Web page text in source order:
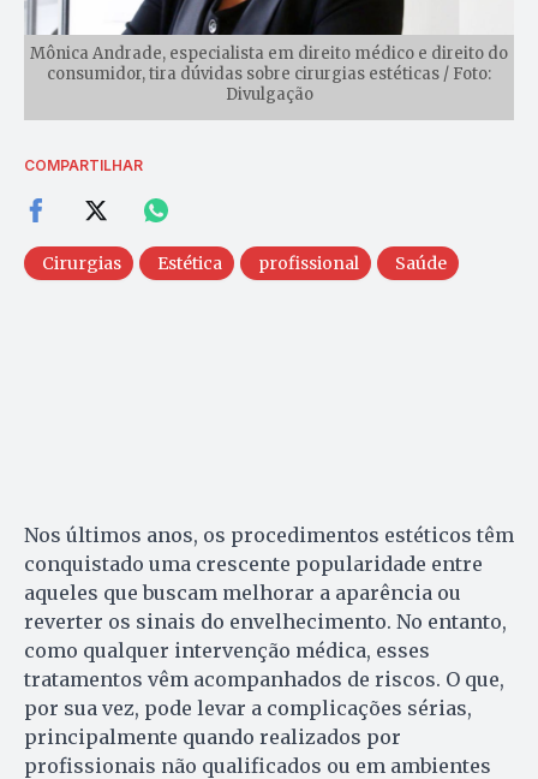
Mônica Andrade, especialista em direito médico e direito do
consumidor, tira dúvidas sobre cirurgias estéticas / Foto:
Divulgação
COMPARTILHAR
Cirurgias Estética profissional Saúde
Nos últimos anos, os procedimentos estéticos têm
conquistado uma crescente popularidade entre
aqueles que buscam melhorar a aparência ou
reverter os sinais do envelhecimento. No entanto,
como qualquer intervenção médica, esses
tratamentos vêm acompanhados de riscos. O que,
por sua vez, pode levar a complicações sérias,
principalmente quando realizados por
profissionais não qualificados ou em ambientes